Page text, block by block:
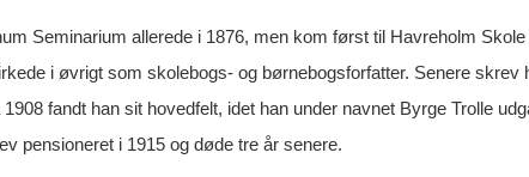
Seminarium allerede i 1876, men kom først til Havreholm
i øvrigt som skolebogs- og børnebogsforfatter. Senere skrev
fandt han sit hovedfelt, idet han under navnet Byrge Trolle
pensioneret i 1915 og døde tre år senere.